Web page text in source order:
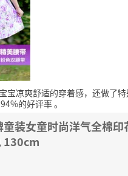
宝凉爽舒适的穿着感，还做了
的好评率。
装女童时尚洋气全棉印
130cm